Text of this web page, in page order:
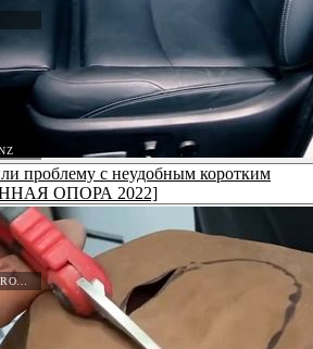
ПЕРЕТЯЖКА САЛОНА CHEVROLET
проблему с неудобным коротким
ОПОРА 2022]